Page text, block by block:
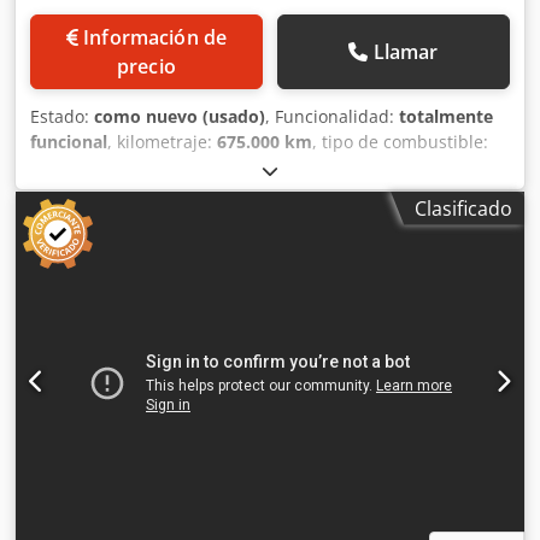
Información de
precio
Llamar
Estado: como nuevo (usado), Funcionalidad: totalmente
funcional, kilometraje: 675.000 km, tipo de combustible:
, peso máximo de la carga:
44.000 kg, configuración de ejes:6x2, combustible:diésel,
frenos:retardador
, cabina del conductor:
cabina del conductor
número de marchas:
Cedpfxozpapue Akqjha CLIMATIZADOR ENGANCHE
REMOLQUE CALEFACTOR CAJA DE ALUMNIO GANADO
Clasificado